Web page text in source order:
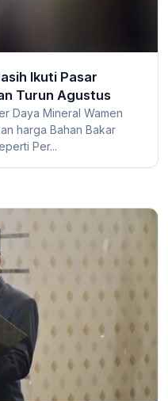
Ikuti Pasar
Turun Agustus
Daya Mineral Wamen
harga Bahan Bakar
Per...